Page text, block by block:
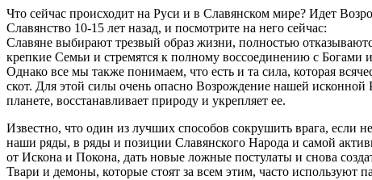
Что сейчас происходит на Руси и в Славянском мире? Идет
Славянство 10-15 лет назад, и посмотрите на него сейчас:
Славяне выбирают трезвый образ жизни, полностью
крепкие Семьи и стремятся к полному воссоединению с Богами
Однако все мы также понимаем, что есть и та сила, которая
скот. Для этой силы очень опасно Возрождение нашей
планете, восстанавливает природу и укрепляет ее.
Известно, что один из лучших способов сокрушить врага, если
наши ряды, в ряды и позиции Славянского Народа и самой
от Искона и Покона, дать новые ложные постулаты и снова
Твари и демоны, которые стоят за всем этим, часто